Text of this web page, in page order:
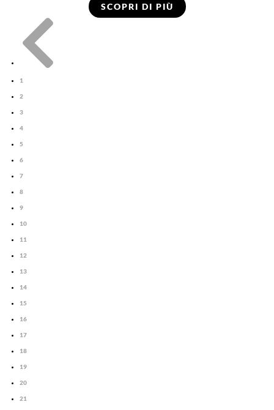
SCOPRI DI PIÙ

1
2
3
4
5
6
7
8
9
10
11
12
13
14
15
16
17
18
19
20
21